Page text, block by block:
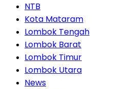
NTB
Kota Mataram
Lombok Tengah
Lombok Barat
Lombok Timur
Lombok Utara
News